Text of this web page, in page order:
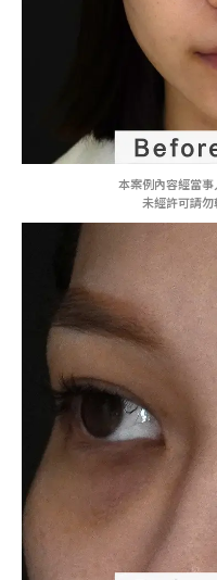
本案例內容經當事
未經許可請勿